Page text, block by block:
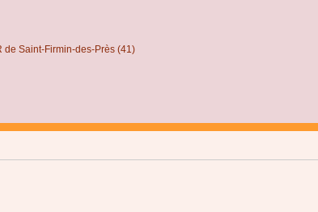
de Saint-Firmin-des-Près (41)